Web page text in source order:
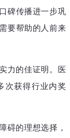
碑传播进一步巩
要帮助的人前来
力的佳证明。医
次获得行业内奖
碍的理想选择，